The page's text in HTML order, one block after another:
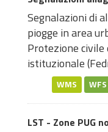
Segnalazioni di
piogge in area
Protezione
istituzionale
WMS WFS
LST - Zone PUG